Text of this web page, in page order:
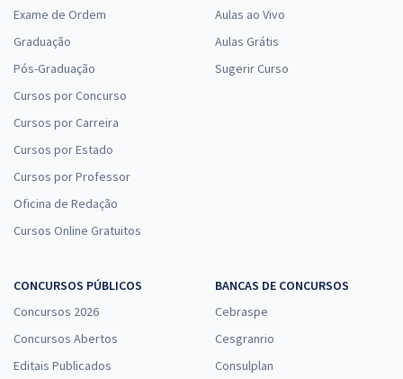
Exame de Ordem
Graduação
Pós-Graduação
Cursos por Concurso
Cursos por Carreira
Cursos por Estado
Cursos por Professor
Oficina de Redação
Cursos Online Gratuitos
Aulas ao Vivo
Aulas Grátis
Sugerir Curso
CONCURSOS PÚBLICOS
Concursos 2026
Concursos Abertos
Editais Publicados
BANCAS DE CONCURSOS
Cebraspe
Cesgranrio
Consulplan